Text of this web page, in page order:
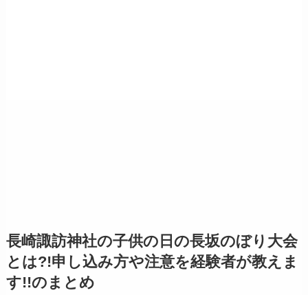
長崎諏訪神社の子供の日の長坂のぼり大会
とは?!申し込み方や注意を経験者が教えま
す!!のまとめ